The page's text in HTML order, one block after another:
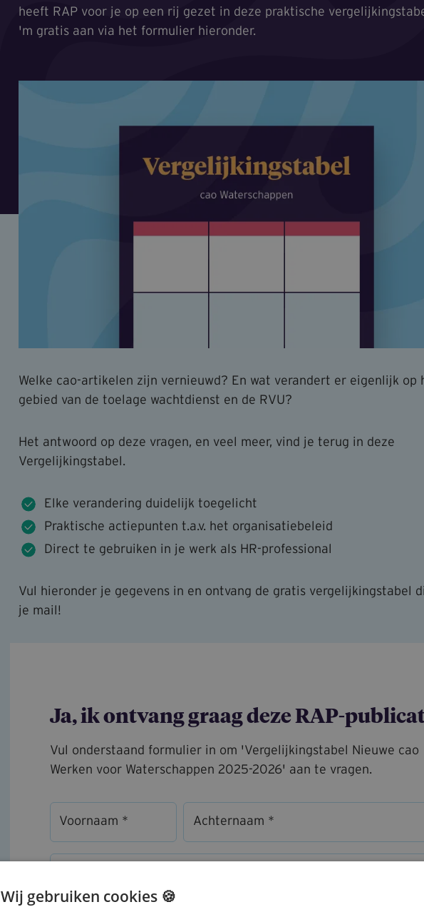
heeft RAP voor je op een rij gezet in deze praktische
'm gratis aan via het formulier hieronder.
Welke cao-artikelen zijn vernieuwd? En wat verandert er eigenlijk op
gebied van de toelage wachtdienst en de RVU?
Het antwoord op deze vragen, en veel meer, vind je terug in deze
Vergelijkingstabel.
Elke verandering duidelijk toegelicht
Praktische actiepunten t.a.v. het organisatiebeleid
Direct te gebruiken in je werk als HR-professional
Vul hieronder je gegevens in en ontvang de gratis vergelijkingstabel
je mail!
Ja, ik ontvang graag deze RAP-
Vul onderstaand formulier in om 'Vergelijkingstabel Nieuwe cao
Werken voor Waterschappen 2025-2026' aan te vragen.
Voornaam * Achternaam *
Wij gebruiken cookies 🍪